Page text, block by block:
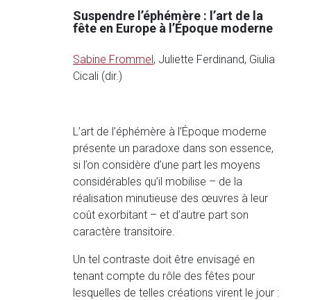
Suspendre l’éphémère : l’art de la
fête en Europe à l’Époque moderne
Sabine Frommel, Juliette Ferdinand, Giulia
Cicali (dir.)
L’art de l’éphémère à l’Époque moderne
présente un paradoxe dans son essence,
si l’on considère d’une part les moyens
considérables qu’il mobilise – de la
réalisation minutieuse des œuvres à leur
coût exorbitant – et d’autre part son
caractère transitoire.
Un tel contraste doit être envisagé en
tenant compte du rôle des fêtes pour
lesquelles de telles créations virent le jour :